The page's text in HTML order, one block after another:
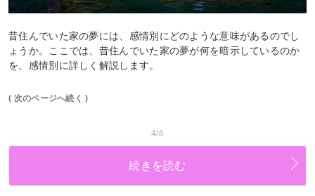
昔住んでいた家の夢には、感情別にどのような意味があるのでし
ょうか。ここでは、昔住んでいた家の夢が何を暗示しているのか
を、感情別に詳しく解説します。
( 次のページへ続く )
4/6
続きを読む